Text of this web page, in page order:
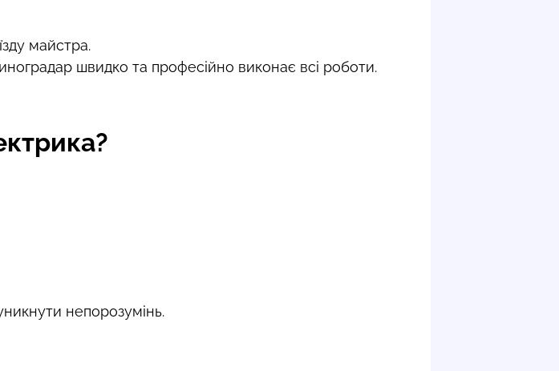
майстра.
швидко та професійно виконає всі роботи.
непорозумінь.